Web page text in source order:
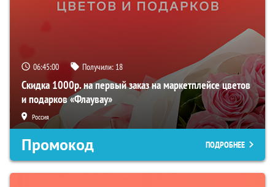
06:44:59 Получили: 18
Скидка 1000р. на первый заказ на маркетплейсе цветов
и подарков «Флаувау»
Россия
Промокод ПОДРОБНЕЕ